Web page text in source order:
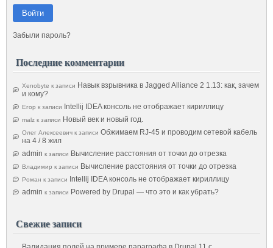
Войти
Забыли пароль?
Последние комментарии
Xenobyte к записи Навык взрывника в Jagged Alliance 2 1.13: как, зачем
и кому?
Егор к записи Intellij IDEA консоль не отображает кириллицу
malz к записи Новый век и новый год.
Олег Алексеевич к записи Обжимаем RJ-45 и проводим сетевой кабель
на 4 / 8 жил
admin к записи Вычисление расстояния от точки до отрезка
Владимир к записи Вычисление расстояния от точки до отрезка
Роман к записи
Intellij IDEA консоль не отображает кириллицу
admin к записи Powered by Drupal — что это и как убрать?
Свежие записи